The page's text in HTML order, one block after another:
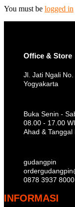
You must be logged in
Office & Store
Jl. Jati Ngali
Yogyakarta
Buka Senin -
08.00 - 17.00
Ahad & Tanggal
gudangpin
0878 3937 8000
INFORMASI